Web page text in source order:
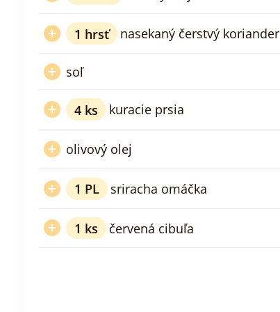
1 hrsť nasekaný čerstvý koriander
soľ
4ks kuracie prsia
olivový olej
1 PL sriracha omáčka
1 ks červená cibuľa